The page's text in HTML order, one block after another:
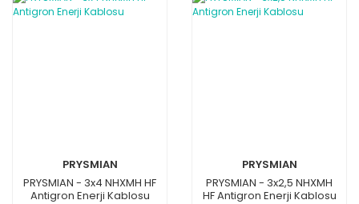
PRYSMIAN
PRYSMIAN - 3x4 NHXMH HF
Antigron Enerji Kablosu
PRYSMIAN
PRYSMIAN - 3x2,5 NHXMH
HF Antigron Enerji Kablosu